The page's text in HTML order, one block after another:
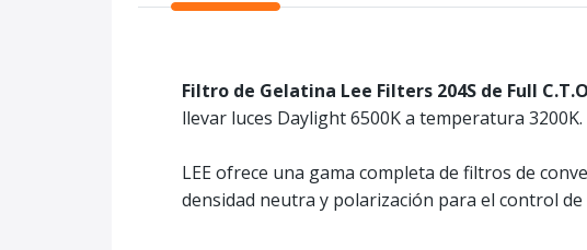
Filtro de Gelatina Lee Filters 204S de Full
llevar luces Daylight 6500K a temperatura 3200K.
LEE ofrece una gama completa de filtros de
densidad neutra y polarización para el control de